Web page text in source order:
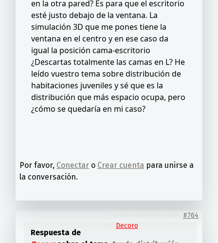
en la otra pared? Es para que el escritorio
esté justo debajo de la ventana. La
simulación 3D que me pones tiene la
ventana en el centro y en ese caso da
igual la posición cama-escritorio
¿Descartas totalmente las camas en L? He
leído vuestro tema sobre distribución de
habitaciones juveniles y sé que es la
distribución que más espacio ocupa, pero
¿cómo se quedaría en mi caso?
Por favor, Conectar o Crear cuenta para unirse a
la conversación.
#764
Decoro
Respuesta de